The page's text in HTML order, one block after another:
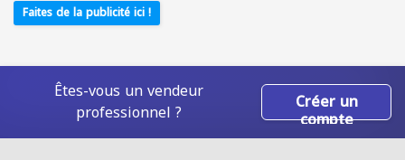
Faites de la publicité ici !
Êtes-vous un vendeur
professionnel ? Créer un
compte